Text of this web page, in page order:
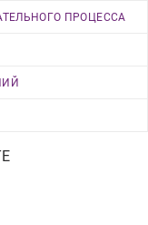
ПРОЦЕССА